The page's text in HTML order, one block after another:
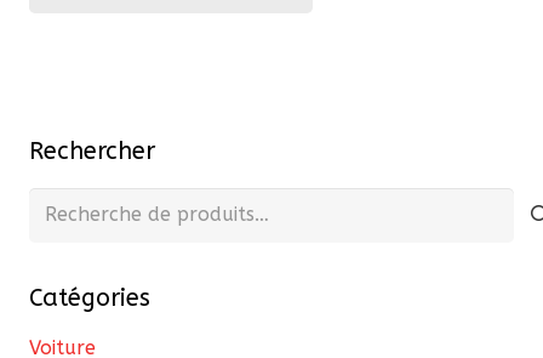
Rechercher
Recherche
Catégories
Voiture